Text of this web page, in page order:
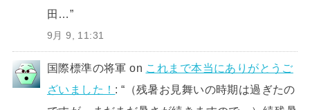
田…”
9月 9, 11:31
国際標準の将軍 on これまで本当にありがとうご
ざいました！ : “ （残暑お見舞いの時期は過ぎたの